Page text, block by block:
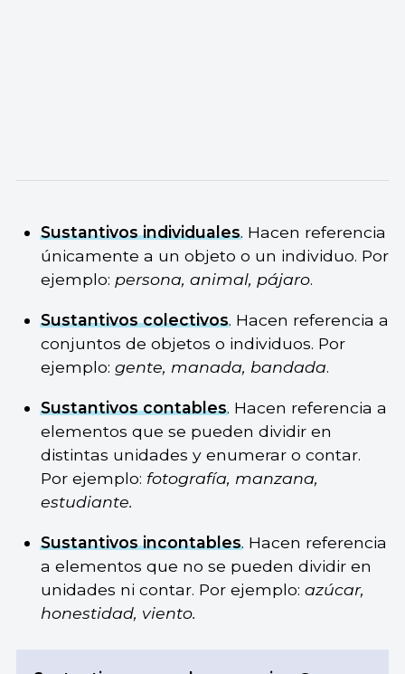
Sustantivos individuales. Hacen referencia
únicamente a un objeto o un individuo. Por
ejemplo: persona, animal, pájaro.
Sustantivos colectivos. Hacen referencia a
conjuntos de objetos o individuos. Por
ejemplo: gente, manada, bandada.
Sustantivos contables. Hacen referencia a
elementos que se pueden dividir en
distintas unidades y enumerar o contar.
Por ejemplo: fotografía, manzana,
estudiante.
Sustantivos incontables. Hacen referencia
a elementos que no se pueden dividir en
unidades ni contar. Por ejemplo: azúcar,
honestidad, viento.